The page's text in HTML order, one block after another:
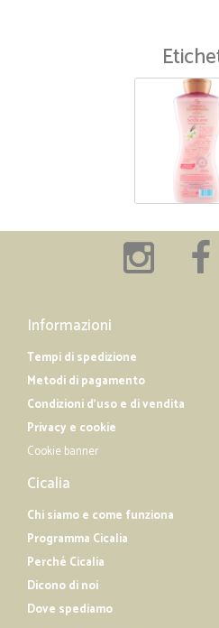
Informazioni
Tempi di spedizione
Metodi di pagamento
Condizioni d'uso e di vendita
Privacy e cookie
Cookie banner
Cicalia
Chi siamo e come funziona
Programma Cicalia
Perché Cicalia
Dicono di noi
Dove spediamo